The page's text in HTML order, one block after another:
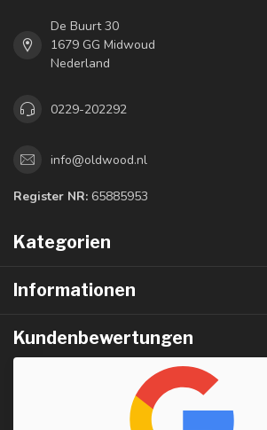
De Buurt 30
1679 GG Midwoud
Nederland
0229-202292
info@oldwood.nl
Register NR: 65885953
Kategorien
Informationen
Kundenbewertungen